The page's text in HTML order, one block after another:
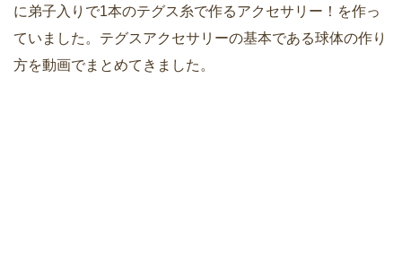
に弟子入りで1本のテグス糸で作るアクセサリー！を作っ
ていました。テグスアクセサリーの基本である球体の作り
方を動画でまとめてきました。